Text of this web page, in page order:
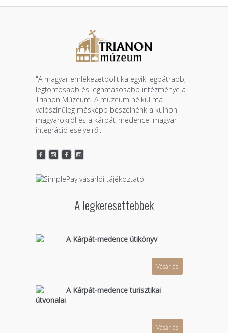
"A magyar emlékezetpolitika egyik legbátrabb,
legfontosabb és leghatásosabb intézménye a
Trianon Múzeum. A múzeum nélkül ma
valószínűleg másképp beszélnénk a külhoni
magyarokról és a kárpát-medencei magyar
integráció esélyeiről."
A legkeresettebbek
A Kárpát-medence útikönyv
Vásárlás
A Kárpát-medence turisztikai
útvonalai
Vásárlás